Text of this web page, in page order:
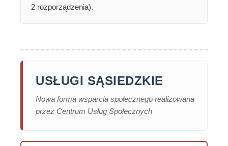
2 rozporządzenia).
USŁUGI SĄSIEDZKIE
Nowa forma wsparcia społecznego realizowana
przez Centrum Usług Społecznych